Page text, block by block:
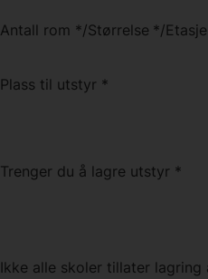
Antall rom */Størrelse */Etasje
Plass til utstyr *
Trenger du å lagre utstyr *
Ikke alle skoler tillater